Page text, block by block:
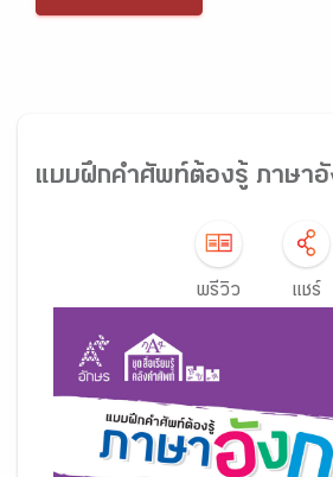
แบบฝึกคำศัพท์ต้องรู้ ภาษาอั
พรีวิว แชร์